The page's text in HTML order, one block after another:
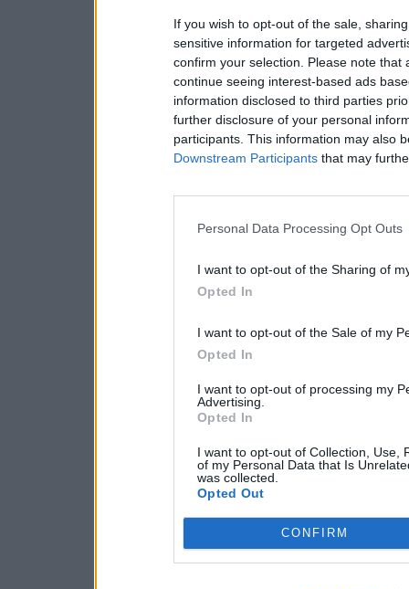
If you wish to opt-out of the sale,
sensitive information for targeted
confirm your selection. Please note
continue seeing interest-based ads
information disclosed to third parties
further disclosure of your personal
participants. This information may also
Downstream Participants that may
Personal Data Processing Opt Outs
I want to opt-out of the Sharing of
Opted In
I want to opt-out of the Sale of my
Opted In
I want to opt-out of processing my
Advertising.
Opted In
I want to opt-out of Collection, Use,
of my Personal Data that Is
was collected.
Opted Out
CONFIRM